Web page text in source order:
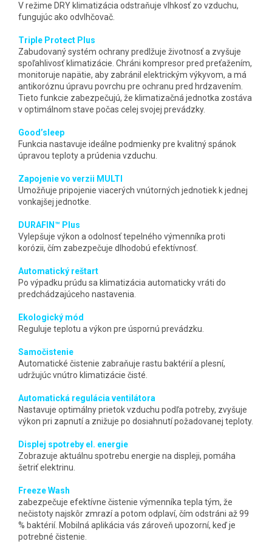
V režime DRY klimatizácia odstraňuje vlhkosť zo vzduchu,
fungujúc ako odvlhčovač.
Triple Protect Plus
Zabudovaný systém ochrany predlžuje životnosť a zvyšuje
spoľahlivosť klimatizácie. Chráni kompresor pred preťažením,
monitoruje napätie, aby zabránil elektrickým výkyvom, a má
antikoróznu úpravu povrchu pre ochranu pred hrdzavením.
Tieto funkcie zabezpečujú, že klimatizačná jednotka zostáva
v optimálnom stave počas celej svojej prevádzky.
Good’sleep
Funkcia nastavuje ideálne podmienky pre kvalitný spánok
úpravou teploty a prúdenia vzduchu.
Zapojenie vo verzii MULTI
Umožňuje pripojenie viacerých vnútorných jednotiek k jednej
vonkajšej jednotke.
DURAFIN™ Plus
Vylepšuje výkon a odolnosť tepelného výmenníka proti
korózii, čím zabezpečuje dlhodobú efektívnosť.
Automatický reštart
Po výpadku prúdu sa klimatizácia automaticky vráti do
predchádzajúceho nastavenia.
Ekologický mód
Reguluje teplotu a výkon pre úspornú prevádzku.
Samočistenie
Automatické čistenie zabraňuje rastu baktérií a plesní,
udržujúc vnútro klimatizácie čisté.
Automatická regulácia ventilátora
Nastavuje optimálny prietok vzduchu podľa potreby, zvyšuje
výkon pri zapnutí a znižuje po dosiahnutí požadovanej teploty.
Displej spotreby el. energie
Zobrazuje aktuálnu spotrebu energie na displeji, pomáha
šetriť elektrinu.
Freeze Wash
zabezpečuje efektívne čistenie výmenníka tepla tým, že
nečistoty najskôr zmrazí a potom odplaví, čím odstráni až 99
% baktérií. Mobilná aplikácia vás zároveň upozorní, keď je
potrebné čistenie.